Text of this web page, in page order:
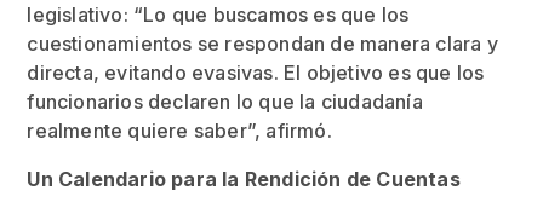
legislativo: “Lo que buscamos es que los
cuestionamientos se respondan de manera clara y
directa, evitando evasivas. El objetivo es que los
funcionarios declaren lo que la ciudadanía
realmente quiere saber”, afirmó.
Un Calendario para la Rendición de Cuentas